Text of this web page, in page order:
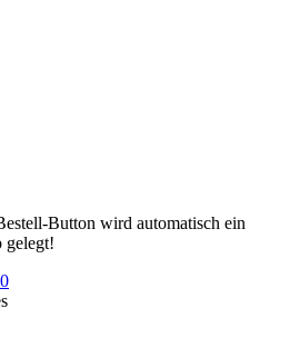
Button wird automatisch ein
gelegt!